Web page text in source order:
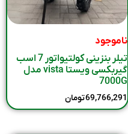
ناموجود
تیلر بنزینی کولتیواتور 7 اسب
گیربکسی ویستا vista مدل
7000G
69,766,291تومان